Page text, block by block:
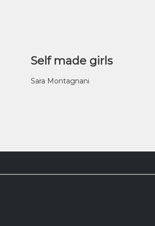
Self made girls
Sara Montagnani